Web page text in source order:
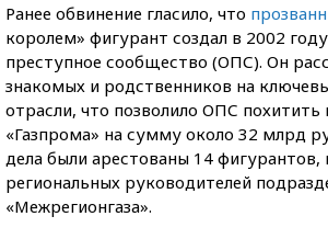
Ранее обвинение гласило, что
королем» фигурант создал в 2002
преступное сообщество (ОПС). Он
знакомых и родственников на
отрасли, что позволило ОПС похитить
«Газпрома» на сумму около 32 млрд
дела были арестованы 14 фигурантов,
региональных руководителей
«Межрегионгаза».